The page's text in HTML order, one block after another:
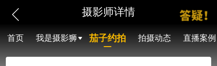
摄影师详情
首页 我是摄影狮 茄子约拍 拍摄动态 直播案例